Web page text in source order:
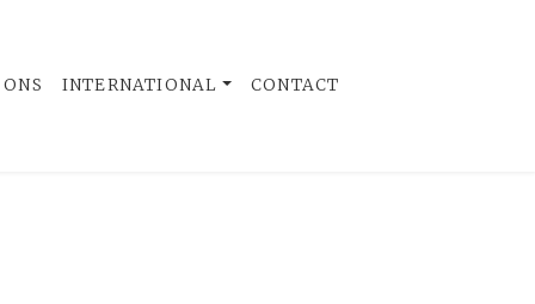
INTERNATIONAL CONTACT